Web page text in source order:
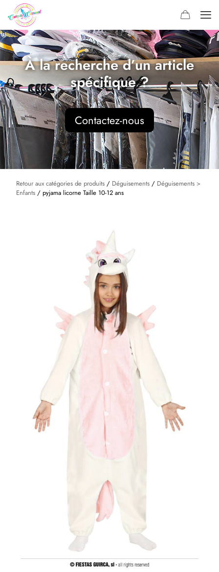
À la recherche d’un article
spécifique ?
Contactez-nous
Retour aux catégories de produits / Déguisements / Déguisements >
Enfants / pyjama licorne Taille 10-12 ans